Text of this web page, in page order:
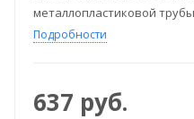
металлопластиковой
Подробности
637 руб.